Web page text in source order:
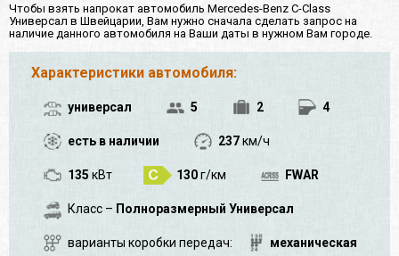
Чтобы взять напрокат автомобиль Mercedes-Benz C-Class
Универсал в Швейцарии, Вам нужно сначала сделать запрос на
наличие данного автомобиля на Ваши даты в нужном Вам городе.
Характеристики автомобиля:
универсал 5 2 4
есть в наличии 237км/ч
135 кВт 130г/км FWAR
Класс – Полноразмерный Универсал
варианты коробки передач:
механическая